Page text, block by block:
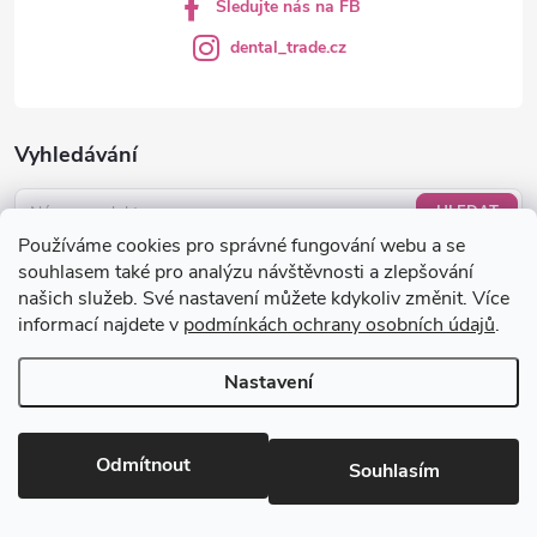
Používáme cookies pro správné fungování webu a se
souhlasem také pro analýzu návštěvnosti a zlepšování
našich služeb. Své nastavení můžete kdykoliv změnit. Více
informací najdete v podmínkách ochrany osobních údajů.
Nastavení
Odmítnout Souhlasím
Vyhledávání
HLEDAT
Nákupní košík
0KS /0 KČ
Sledujte nás na FB
dental_trade.cz
Copyright 2026dental-trade.cz. Všechna práva vyhrazena.Upravit
nastavení cookies